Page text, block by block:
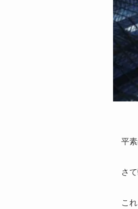
平
さ
こ